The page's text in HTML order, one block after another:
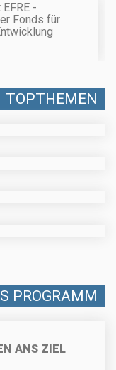
-
Fonds für
TOPTHEMEN
PROGRAMM
ANS ZIEL